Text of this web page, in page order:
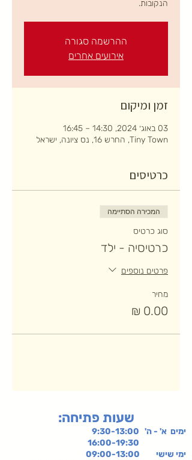
הנקובות.
ההרשמה סגורה
אירועים אחרים
זמן ומיקום
03 באוג׳ 2024, 14:30 – 16:45
Tiny Town, החרש 16, נס ציונה, ישראל
כרטיסים
המכירה הסתיימה
סוג כרטיס
כרטיסיה - ילד
פרטים נוספים
מחיר
:שעות פתיחה
ימים א' - ה' 9:30-13:00
ימי שישי 09:00-13:00